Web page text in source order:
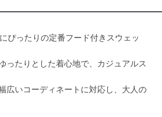
ぴったりの定番フード付きスウェッ
ったりとした着心地で、カジュアルス
広いコーディネートに対応し、大人の